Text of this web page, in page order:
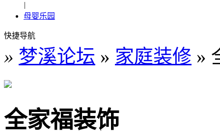
|
母婴乐园
快捷导航
» 梦溪论坛 » 家庭装修 »
全家福装饰